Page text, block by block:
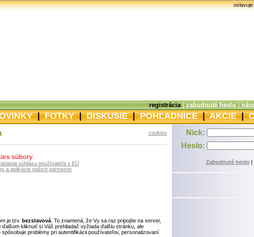
oslavuje
registrácia|zabudnuté heslo|
|FOTKY|DISKUSIE|POHĽADNICE|AKCIE|
cookies
súbory.
súhlasu používateľa v EÚ
a aplikácie našich partnerov
je tzv. bezstavová. To znamená, že Vy sa raz pripojíte na server,
kliknutí si Váš prehliadač vyžiada ďalšiu stránku, ale
problémy pri autentifikácii používateľov, personalizovaní
Nick:
Heslo:
Zabudnuté heslo|